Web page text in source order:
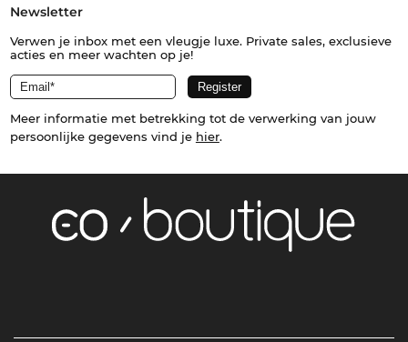
Newsletter
Verwen je inbox met een vleugje luxe. Private sales, exclusieve
acties en meer wachten op je!
Meer informatie met betrekking tot de verwerking van jouw
persoonlijke gegevens vind je hier.